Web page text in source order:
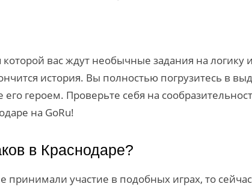
вас ждут необычные задания на
история. Вы полностью погрузитесь в
героем. Проверьте себя на
на GoRu!
в Краснодаре?
участие в подобных играх, то